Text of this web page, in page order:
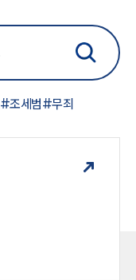
#조세범#무죄